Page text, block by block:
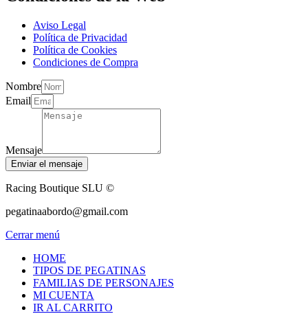
Aviso Legal
Política de Privacidad
Política de Cookies
Condiciones de Compra
Nombre
Email
Mensaje
Enviar el mensaje
Racing Boutique SLU ©
pegatinaabordo@gmail.com
Cerrar menú
HOME
TIPOS DE PEGATINAS
FAMILIAS DE PERSONAJES
MI CUENTA
IR AL CARRITO